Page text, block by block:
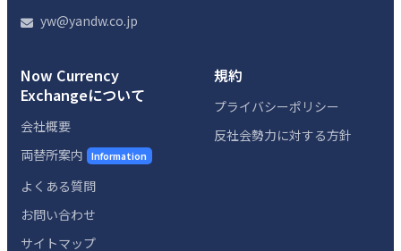
yw@yandw.co.jp
Now Currency
Exchangeについて
会社概要
両替所案内
Information
よくある質問
お問い合わせ
サイトマップ
規約
プライバシーポリシー
反社会勢力に対する方針